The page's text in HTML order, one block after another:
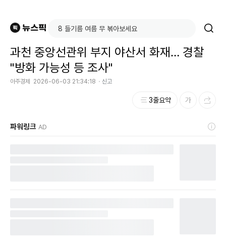
과천 중앙선관위 부지 야산서 화재… 경찰
"방화 가능성 등 조사"
아주경제 2026-06-03 21:34:18 신고
3줄요약
파워링크 AD